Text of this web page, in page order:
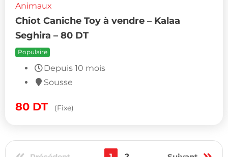
Animaux
Chiot Caniche Toy à vendre – Kalaa
Seghira – 80 DT
Populaire
Depuis 10 mois
Sousse
80 DT (Fixe)